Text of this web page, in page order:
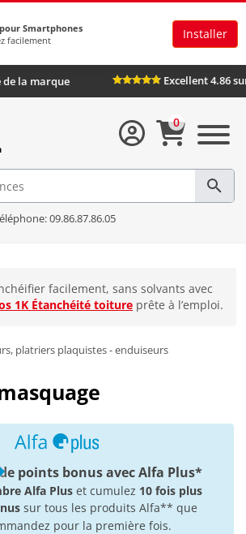
Smartphones
facilement
Installer
Qualité de la marque
09.86.87.86.05
0
facilement, sans solvants avec
1K Étanchéité toiture prête à l’emploi.
platriers plaquistes - enduiseurs
points bonus avec Alfa Plus*
Alfa Plus et cumulez 10 fois plus
sur tous les produits Alfa** que
pour la première fois.